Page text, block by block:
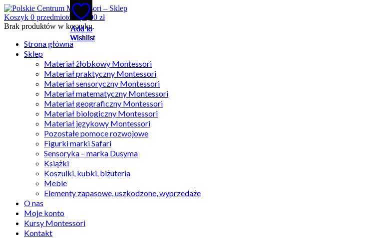
Koszyk 0 przedmiotów |0,00 zł
Brak produktów w koszyku.
Strona główna
Sklep
Materiał żłobkowy Montessori
Materiał praktyczny Montessori
Materiał sensoryczny Montessori
Materiał matematyczny Montessori
Materiał geograficzny Montessori
Materiał biologiczny Montessori
Materiał językowy Montessori
Pozostałe pomoce rozwojowe
Figurki marki Safari
Sensoryka – marka Dusyma
Książki
Koszulki, kubki, biżuteria
Meble
Elementy zapasowe, uszkodzone, wyprzedaże
O nas
Moje konto
Kursy Montessori
Kontakt
Add to
Wishlist
Add to
Wishlist
Add to
Wishlist
Add to
Wishlist
Add to
Wishlist